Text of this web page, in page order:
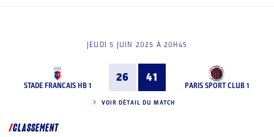
JEUDI 5 JUIN 2025 À 20H45
STADE FRANCAIS HB 1
26 41
PARIS SPORT CLUB 1
VOIR DÉTAIL DU MATCH
CLASSEMENT